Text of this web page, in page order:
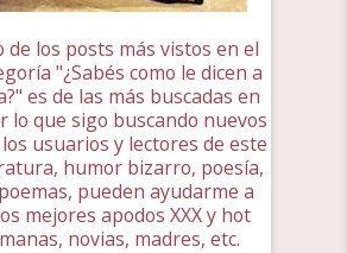
de los posts más vistos en el
"¿Sabés como le dicen a
es de las más buscadas en
lo que sigo buscando nuevos
usuarios y lectores de este
humor bizarro, poesía,
pueden ayudarme a
mejores apodos XXX y hot
novias, madres, etc.